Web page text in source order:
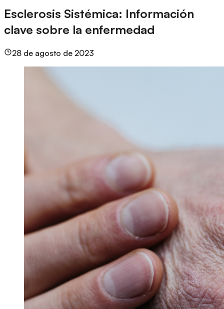
Esclerosis Sistémica: Información
clave sobre la enfermedad
28 de agosto de 2023